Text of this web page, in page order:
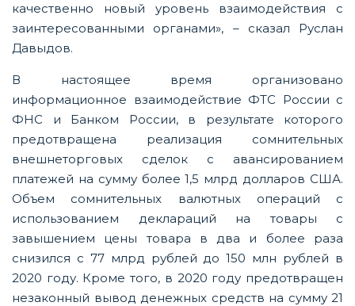
качественно новый уровень взаимодействия с
заинтересованными органами», – сказал Руслан
Давыдов.
В настоящее время организовано
информационное взаимодействие ФТС России с
ФНС и Банком России, в результате которого
предотвращена реализация сомнительных
внешнеторговых сделок с авансированием
платежей на сумму более 1,5 млрд долларов США.
Объем сомнительных валютных операций с
использованием деклараций на товары с
завышением цены товара в два и более раза
снизился с 77 млрд рублей до 150 млн рублей в
2020 году. Кроме того, в 2020 году предотвращен
незаконный вывод денежных средств на сумму 21